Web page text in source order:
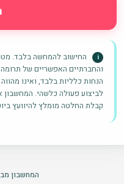
i
החישוב להמחשה בלבד.
והחברתיים האפשריים של
הנחות כלליות בלבד, ואינו
לביצוע פעולה כלשהי. המחשבון
קבלת החלטה מומלץ להיוועץ
המחשבון